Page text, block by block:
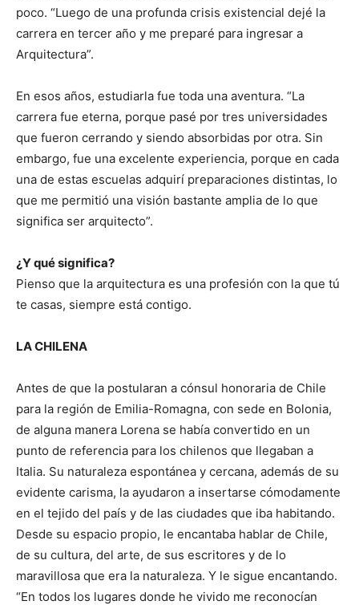
poco. “Luego de una profunda crisis existencial dejé la
carrera en tercer año y me preparé para ingresar a
Arquitectura”.
En esos años, estudiarla fue toda una aventura. “La
carrera fue eterna, porque pasé por tres universidades
que fueron cerrando y siendo absorbidas por otra. Sin
embargo, fue una excelente experiencia, porque en cada
una de estas escuelas adquirí preparaciones distintas, lo
que me permitió una visión bastante amplia de lo que
significa ser arquitecto”.
¿Y qué significa?
Pienso que la arquitectura es una profesión con la que tú
te casas, siempre está contigo.
LA CHILENA
Antes de que la postularan a cónsul honoraria de Chile
para la región de Emilia-Romagna, con sede en Bolonia,
de alguna manera Lorena se había convertido en un
punto de referencia para los chilenos que llegaban a
Italia. Su naturaleza espontánea y cercana, además de su
evidente carisma, la ayudaron a insertarse cómodamente
en el tejido del país y de las ciudades que iba habitando.
Desde su espacio propio, le encantaba hablar de Chile,
de su cultura, del arte, de sus escritores y de lo
maravillosa que era la naturaleza. Y le sigue encantando.
“En todos los lugares donde he vivido me reconocían